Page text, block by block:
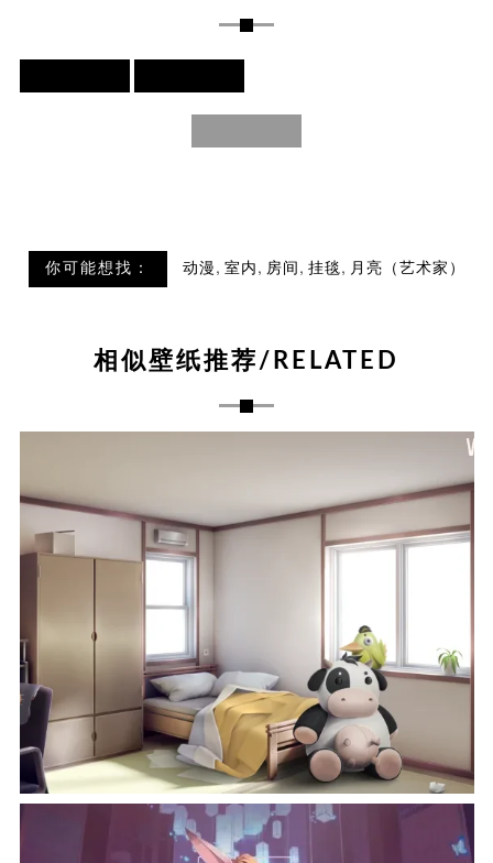
你可能想找： 动漫 , 室内 , 房间 , 挂毯 , 月亮（艺术家）
相似壁纸推荐/RELATED